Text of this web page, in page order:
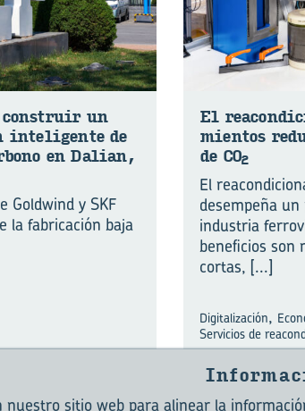
cons­truir un
in­te­li­gen­te de
en Da­lian,
Goldwind y SKF
la fabricación baja
El
mien­tos
de CO2
El
desempeña
industria
beneficios son
cortas, [...]
Digitalización,
Servicios de
nuestro sitio web para alinear la